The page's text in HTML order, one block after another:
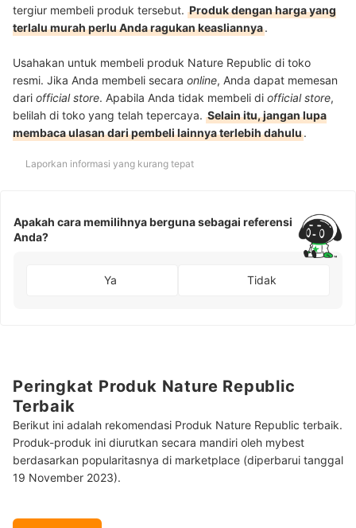
tergiur membeli produk tersebut. Produk dengan harga yang
terlalu murah perlu Anda ragukan keasliannya.
Usahakan untuk membeli produk Nature Republic di toko
resmi. Jika Anda membeli secara online, Anda dapat memesan
dari official store. Apabila Anda tidak membeli di official store,
belilah di toko yang telah tepercaya. Selain itu, jangan lupa
membaca ulasan dari pembeli lainnya terlebih dahulu.
Laporkan informasi yang kurang tepat
Apakah cara memilihnya berguna sebagai referensi
Anda?
Ya Tidak
Peringkat Produk Nature Republic
Terbaik
Berikut ini adalah rekomendasi Produk Nature Republic terbaik.
Produk-produk ini diurutkan secara mandiri oleh mybest
berdasarkan popularitasnya di marketplace (diperbarui tanggal
19 November 2023).